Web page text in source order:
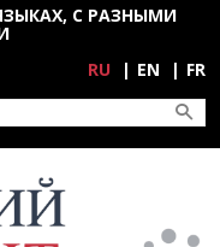
С РАЗНЫМИ
RU EN FR